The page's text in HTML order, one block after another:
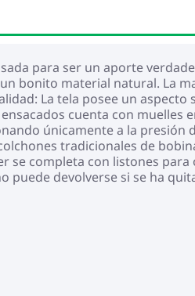
para ser un aporte
bonito material natural. La
La tela posee un aspecto
cuenta con
únicamente a la presión
tradicionales de
completa con listones
devolverse si se ha